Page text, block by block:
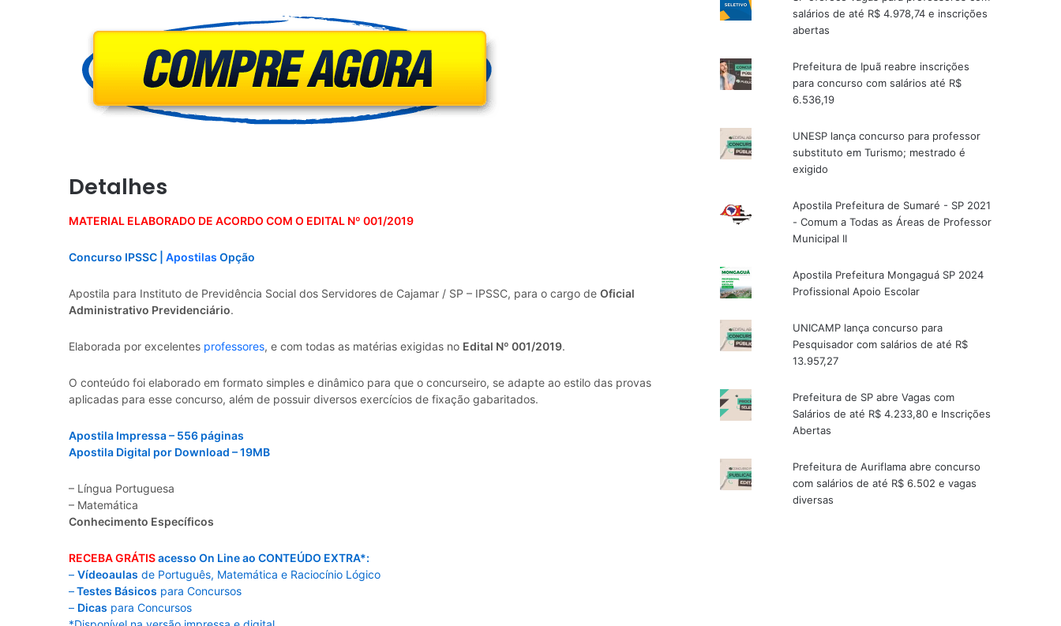
Detalhes
MATERIAL ELABORADO DE ACORDO COM O EDITAL Nº 001/2019
Concurso IPSSC | Apostilas Opção
Apostila para Instituto de Previdência Social dos Servidores de Cajamar / SP – IPSSC, para o cargo de Oficial
Administrativo Previdenciário.
Elaborada por excelentes professores, e com todas as matérias exigidas no Edital Nº 001/2019.
O conteúdo foi elaborado em formato simples e dinâmico para que o concurseiro, se adapte ao estilo das provas
aplicadas para esse concurso, além de possuir diversos exercícios de fixação gabaritados.
Apostila Impressa – 556 páginas
Apostila Digital por Download – 19MB
– Língua Portuguesa
– Matemática
Conhecimento Específicos
RECEBA GRÁTISacesso On Line ao CONTEÚDO EXTRA*:
– Vídeoaulas de Português, Matemática e Raciocínio Lógico
–Testes Básicos para Concursos
– Dicas para Concursos
salários de até R$ 4.978,74 e inscrições
abertas
Prefeitura de Ipuã reabre inscrições
para concurso com salários até R$
6.536,19
UNESP lança concurso para professor
substituto em Turismo; mestrado é
exigido
Apostila Prefeitura de Sumaré - SP 2021
- Comum a Todas as Áreas de Professor
Municipal II
Apostila Prefeitura Mongaguá SP 2024
Profissional Apoio Escolar
UNICAMP lança concurso para
Pesquisador com salários de até R$
13.957,27
Prefeitura de SP abre Vagas com
Salários de até R$ 4.233,80 e Inscrições
Abertas
Prefeitura de Auriflama abre concurso
com salários de até R$ 6.502 e vagas
diversas